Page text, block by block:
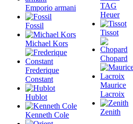
Emporio armani
Fossil
Michael Kors
Frederique
Constant
Hublot
Kenneth Cole
TAG
Heuer
Tissot
Chopard
Maurice
Lacroix
Zenith